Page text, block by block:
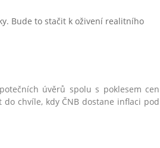
úvěrů spolu s poklesem cen
chvíle, kdy ČNB dostane inflaci pod